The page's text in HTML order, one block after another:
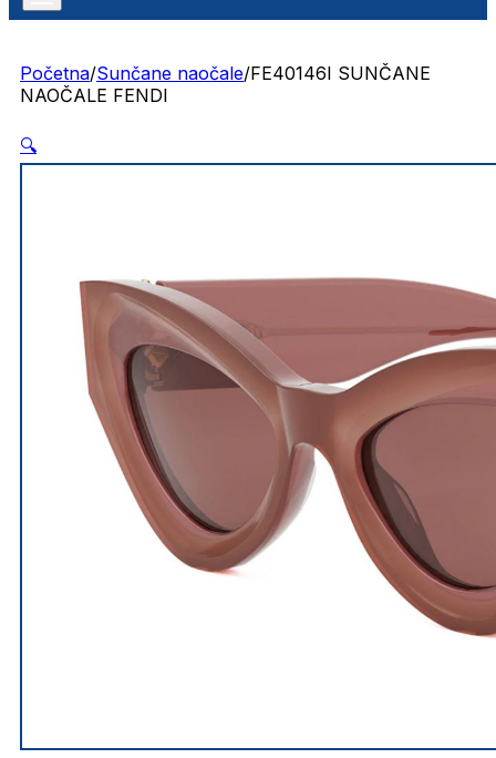
Početna/Sunčane naočale/FE40146I SUNČANE
NAOČALE FENDI
🔍